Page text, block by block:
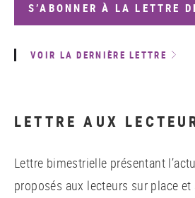
S’ABONNER À LA LETTRE
VOIR LA DERNIÈRE LETTRE
LETTRE AUX
Lettre bimestrielle présentant
proposés aux lecteurs sur place et